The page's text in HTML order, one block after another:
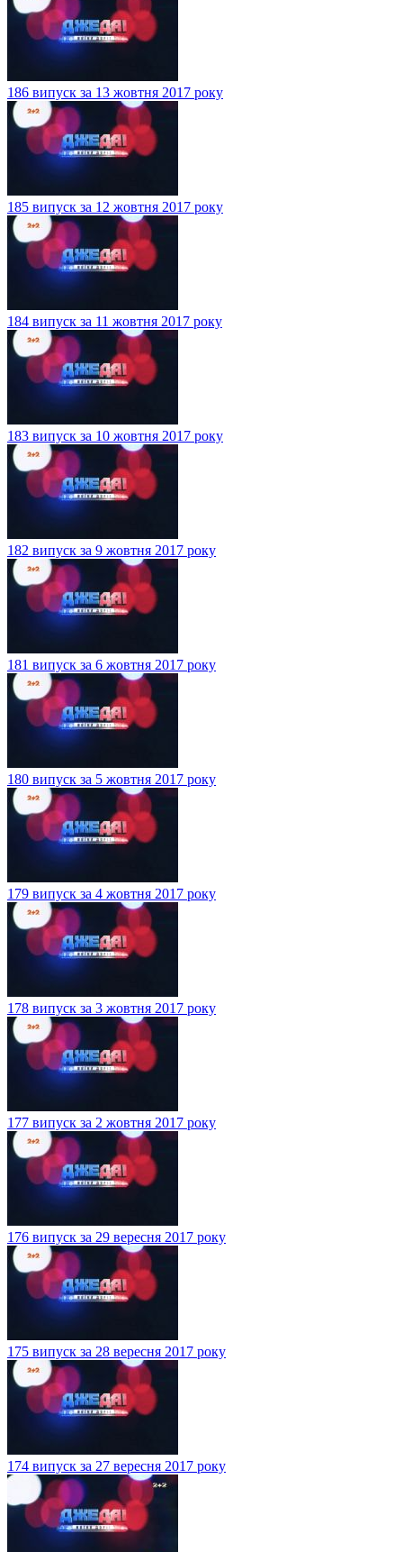
186 випуск за 13 жовтня 2017 року
185 випуск за 12 жовтня 2017 року
184 випуск за 11 жовтня 2017 року
183 випуск за 10 жовтня 2017 року
182 випуск за 9 жовтня 2017 року
181 випуск за 6 жовтня 2017 року
180 випуск за 5 жовтня 2017 року
179 випуск за 4 жовтня 2017 року
178 випуск за 3 жовтня 2017 року
177 випуск за 2 жовтня 2017 року
176 випуск за 29 вересня 2017 року
175 випуск за 28 вересня 2017 року
174 випуск за 27 вересня 2017 року